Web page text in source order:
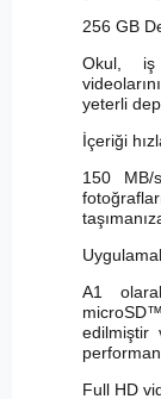
256 GB
Okul, iş
yeterli
İçeriği
150 MB/
A1
edilmiştir
Full HD